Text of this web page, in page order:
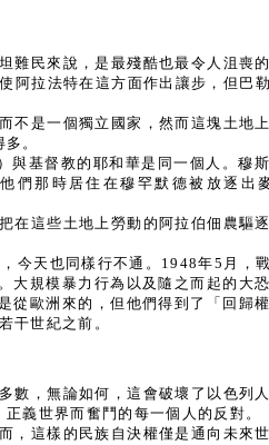
難民來說，是最殘酷也最令人沮喪
拉法特在這方面作出讓步，但巴
不是一個獨立國家，然而這塊土地
。
基督教的耶和華是同一個人。穆
們那時居住在穆罕默德被放逐
這些土地上勞動的阿拉伯佃農驅
今天也同樣行不通。1948年5月，
規模暴力行為以及隨之而起的大
歐洲來的，但他們得到了「回歸
干世紀之前。
，無論如何，這會破壞了以色列
義世界而奮鬥的每一個人的反對。
這樣的民族自決權僅是通向未來